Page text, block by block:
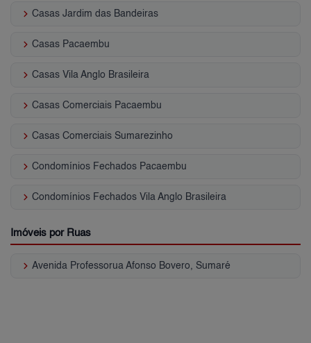
keyboard_arrow_right Casas Jardim das Bandeiras
keyboard_arrow_right Casas Pacaembu
keyboard_arrow_right Casas Vila Anglo Brasileira
keyboard_arrow_right Casas Comerciais Pacaembu
keyboard_arrow_right Casas Comerciais Sumarezinho
keyboard_arrow_right Condomínios Fechados Pacaembu
keyboard_arrow_right Condomínios Fechados Vila Anglo Brasileira
Imóveis por Ruas
keyboard_arrow_right Avenida Professorua Afonso Bovero, Sumaré